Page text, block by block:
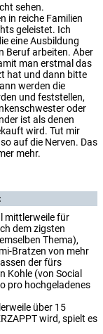
sehen.
in reiche Familien
geleistet. Ich
eine Ausbildung
Beruf arbeiten. Aber
man erstmal das
hat und dann bitte
werden die
und feststellen,
oder
ist als denen
wird. Tut mir
auf die Nerven. Das
mehr.
mittlerweile für
dem zigsten
Thema),
Bratzen von mehr
der fürs
Kohle (von Social
pro hochgeladenes
über 15
wird, spielt es